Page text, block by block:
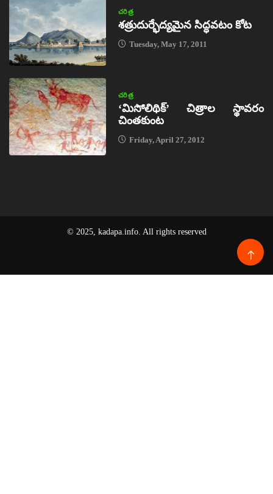
చరిత్ర
శత్రుదుర్భేద్యమైన సిద్ధవటం కోట
Tuesday, May 17, 2011
చరిత్ర
‘మిసోలిథిక్‌’ చిత్రాల స్థావరం
చింతకుంట
Friday, April 27, 2012
© 2025, kadapa.info. All rights reserved